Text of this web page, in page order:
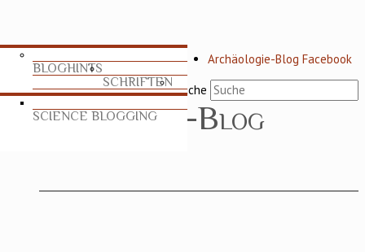
Archäologie-Blog Facebook
Suche
BLOGHINTS
SCHRIFTEN
SCIENCE BLOGGING